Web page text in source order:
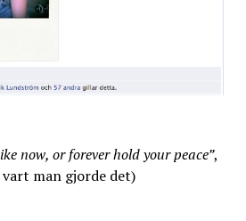
now, or forever hold your peace”,
man gjorde det)